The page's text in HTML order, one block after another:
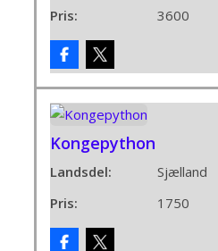
Pris:
3600
Kongepython
Landsdel:
Sjælland
Pris:
1750